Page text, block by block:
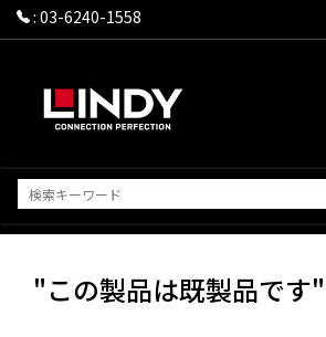
: 03-6240-1558
"この製品は既製品です"